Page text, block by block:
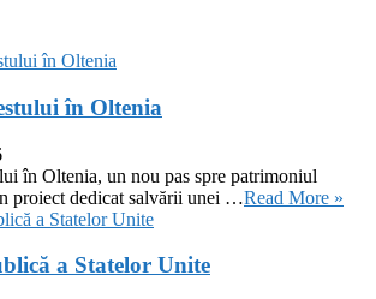
în Oltenia
în Oltenia, un nou pas spre patrimoniul
proiect dedicat salvării unei …Read More »
a Statelor Unite